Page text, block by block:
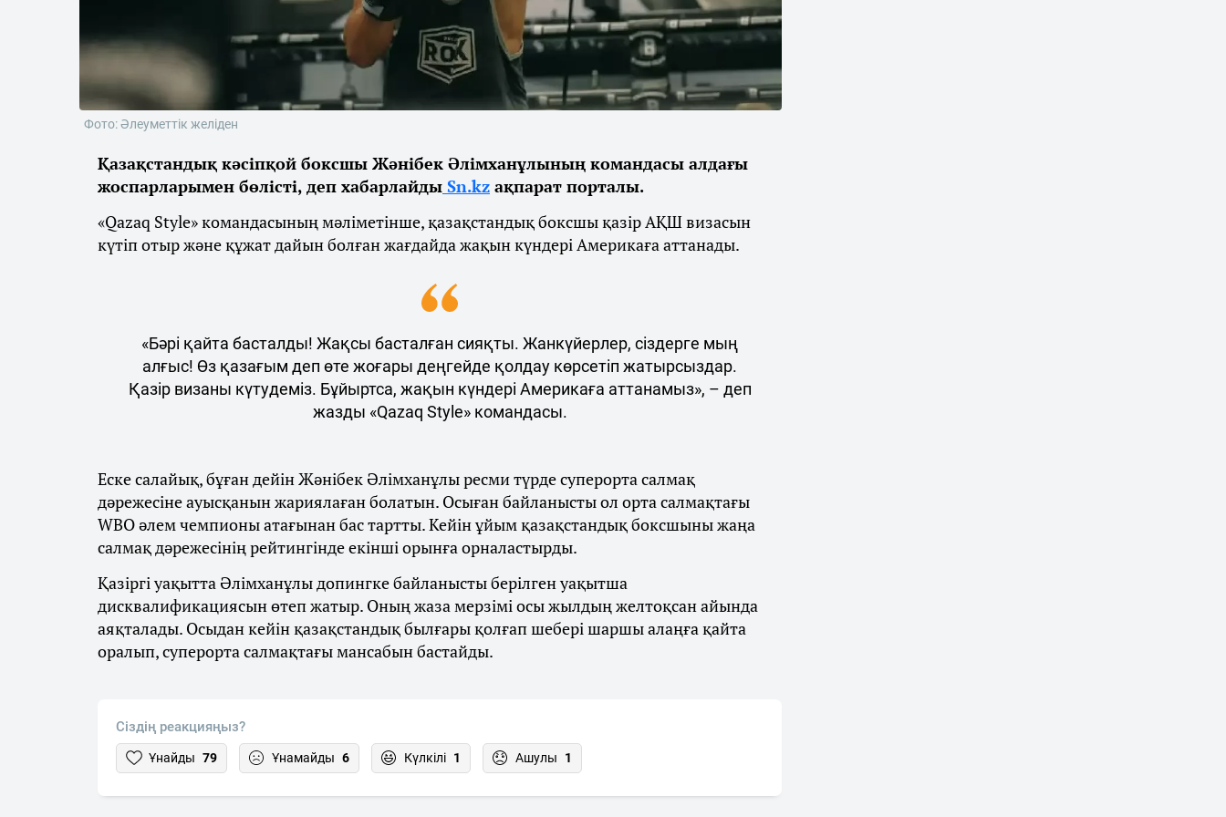
Фото: Әлеуметтік желіден
Қазақстандық кәсіпқой боксшы Жәнібек Әлімханұлының командасы алдағы
жоспарларымен бөлісті, деп хабарлайды Sn.kz ақпарат порталы.
«Qazaq Style» командасының мәліметінше, қазақстандық боксшы қазір АҚШ визасын
күтіп отыр және құжат дайын болған жағдайда жақын күндері Америкаға аттанады.
«Бәрі қайта басталды! Жақсы басталған сияқты. Жанкүйерлер, сіздерге мың
алғыс! Өз қазағым деп өте жоғары деңгейде қолдау көрсетіп жатырсыздар.
Қазір визаны күтудеміз. Бұйыртса, жақын күндері Америкаға аттанамыз», – деп
жазды «Qazaq Style» командасы.
Еске салайық, бұған дейін Жәнібек Әлімханұлы ресми түрде суперорта салмақ
дәрежесіне ауысқанын жариялаған болатын. Осыған байланысты ол орта салмақтағы
WBO әлем чемпионы атағынан бас тартты. Кейін ұйым қазақстандық боксшыны жаңа
салмақ дәрежесінің рейтингінде екінші орынға орналастырды.
Қазіргі уақытта Әлімханұлы допингке байланысты берілген уақытша
дисквалификациясын өтеп жатыр. Оның жаза мерзімі осы жылдың желтоқсан айында
аяқталады. Осыдан кейін қазақстандық былғары қолғап шебері шаршы алаңға қайта
оралып, суперорта салмақтағы мансабын бастайды.
Сіздің реакцияңыз?
Ұнайды 79 Ұнамайды 6 Күлкілі 1 Ашулы 1